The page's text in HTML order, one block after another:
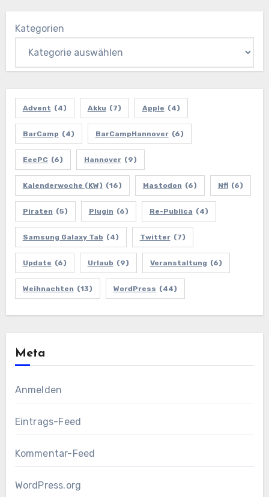
Kategorien
Advent (4) Akku (7) Apple (4)
BarCamp (4) BarCampHannover (6)
EeePC (6) Hannover (9)
Kalenderwoche (KW) (16) Mastodon (6) Nfl (6)
Piraten (5) Plugin (6) Re-Publica (4)
Samsung Galaxy Tab (4) Twitter (7)
Update (6) Urlaub (9) Veranstaltung (6)
Weihnachten (13) WordPress (44)
Meta
Anmelden
Eintrags-Feed
Kommentar-Feed
WordPress.org